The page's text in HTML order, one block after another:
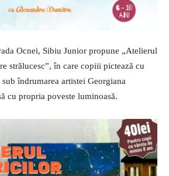
Ocnei, Sibiu Junior propune „Atelierul
strălucesc”, în care copiii pictează cu
îndrumarea artistei Georgiana
cu propria poveste luminoasă.